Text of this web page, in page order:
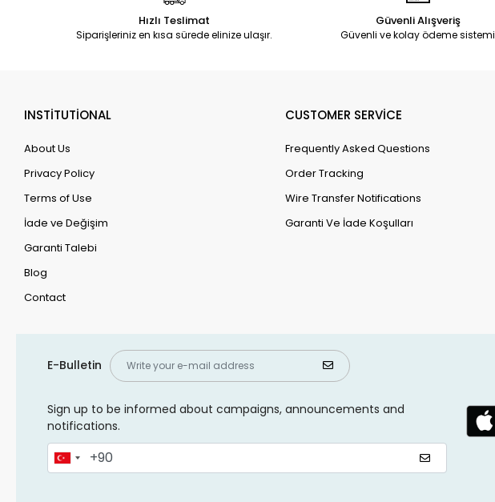
Hızlı Teslimat
Siparişleriniz en kısa sürede elinize ulaşır.
Güvenli Alışveriş
Güvenli ve kolay ödeme sistemi
INSTİTUTİONAL
About Us
Privacy Policy
Terms of Use
İade ve Değişim
Garanti Talebi
Blog
Contact
CUSTOMER SERVİCE
Frequently Asked Questions
Order Tracking
Wire Transfer Notifications
Garanti Ve İade Koşulları
E-Bulletin
Sign up to be informed about campaigns, announcements and
notifications.